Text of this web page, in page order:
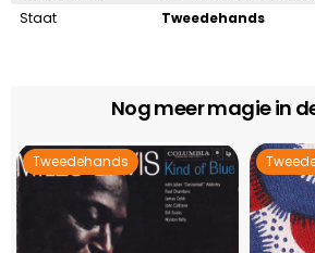
Staat
Tweedehands
Nog meer magie in
Tweedehands